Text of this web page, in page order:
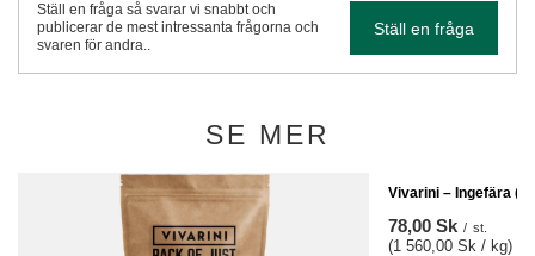
Ställ en fråga så svarar vi snabbt och
publicerar de mest intressanta frågorna och
svaren för andra..
Ställ en fråga
SE MER
Vivarini – Ingefära
78,00 Sk / st.
(1 560,00 Sk / kg)